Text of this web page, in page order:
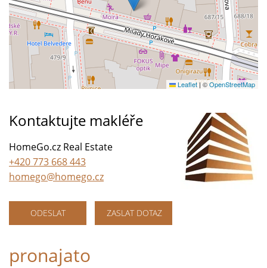
Leaflet|©OpenStreetMap
Kontaktujte makléře
HomeGo.cz Real Estate
+420 773 668 443
homego@homego.cz
ODESLAT ZASLAT DOTAZ
pronajato